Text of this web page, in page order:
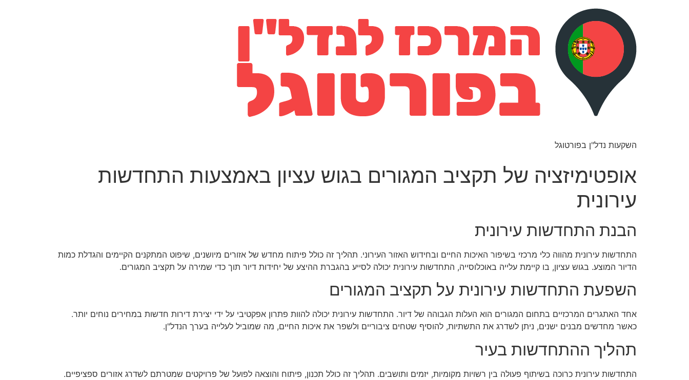
השקעות נדל"ן בפורטוגל
אופטימיזציה של תקציב המגורים בגוש עציון באמצעות התחדשות
עירונית
הבנת התחדשות עירונית
התחדשות עירונית מהווה כלי מרכזי בשיפור האיכות החיים ובחידוש האזור העירוני. תהליך זה כולל פיתוח מחדש של אזורים מיושנים, שיפוט המתקנים הקיימים והגדלת כמות
הדיור המוצע. בגוש עציון, בו קיימת עלייה באוכלוסייה, התחדשות עירונית יכולה לסייע בהגברת ההיצע של יחידות דיור תוך כדי שמירה על תקציב המגורים.
השפעת התחדשות עירונית על תקציב המגורים
אחד האתגרים המרכזיים בתחום המגורים הוא העלות הגבוהה של דיור. התחדשות עירונית יכולה להוות פתרון אפקטיבי על ידי יצירת דירות חדשות במחירים נוחים יותר.
כאשר מחדשים מבנים ישנים, ניתן לשדרג את התשתיות, להוסיף שטחים ציבוריים ולשפר את איכות החיים, מה שמוביל לעלייה בערך הנדל"ן.
תהליך ההתחדשות בעיר
התחדשות עירונית כרוכה בשיתוף פעולה בין רשויות מקומיות, יזמים ותושבים. תהליך זה כולל תכנון, פיתוח והוצאה לפועל של פרויקטים שמטרתם לשדרג אזורים ספציפיים.